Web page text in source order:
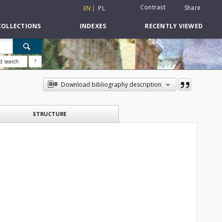
EN PL Contrast Share
INDEXES RECENTLY VIEWED
search ?
Download bibliography description
STRUCTURE